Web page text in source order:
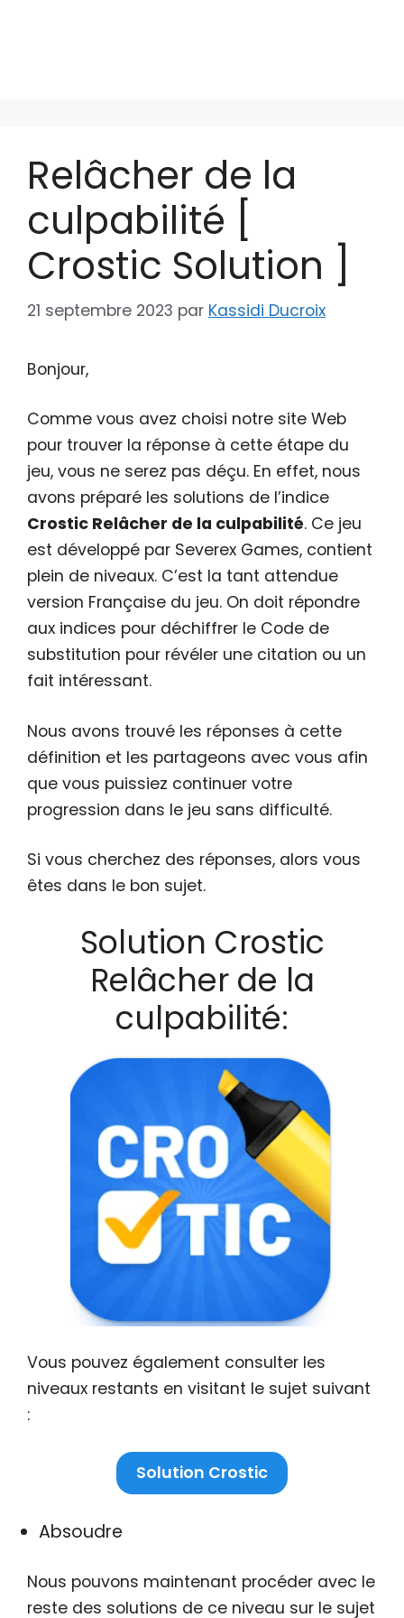
Relâcher de la
culpabilité [
Crostic Solution ]
21 septembre 2023 par Kassidi Ducroix
Bonjour,
Comme vous avez choisi notre site Web
pour trouver la réponse à cette étape du
jeu, vous ne serez pas déçu. En effet, nous
avons préparé les solutions de l’indice
Crostic Relâcher de la culpabilité. Ce jeu
est développé par Severex Games, contient
plein de niveaux. C’est la tant attendue
version Française du jeu. On doit répondre
aux indices pour déchiffrer le Code de
substitution pour révéler une citation ou un
fait intéressant.
Nous avons trouvé les réponses à cette
définition et les partageons avec vous afin
que vous puissiez continuer votre
progression dans le jeu sans difficulté.
Si vous cherchez des réponses, alors vous
êtes dans le bon sujet.
Solution Crostic
Relâcher de la
culpabilité:
Vous pouvez également consulter les
niveaux restants en visitant le sujet suivant
:
Solution Crostic
Absoudre
Nous pouvons maintenant procéder avec le
reste des solutions de ce niveau sur le sujet